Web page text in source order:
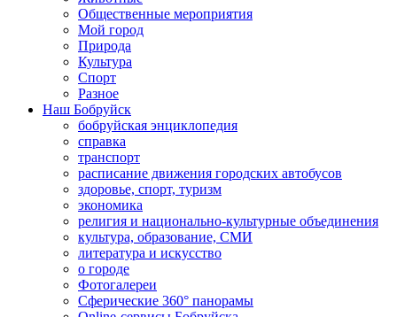
Общественные мероприятия
Мой город
Природа
Культура
Спорт
Разное
Наш Бобруйск
бобруйская энциклопедия
справка
транспорт
расписание движения городских автобусов
здоровье, спорт, туризм
экономика
религия и национально-культурные объединения
культура, образование, СМИ
литература и искусство
о городе
Фотогалереи
Сферические 360° панорамы